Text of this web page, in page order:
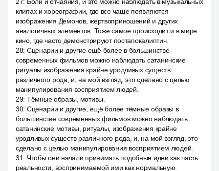
клипах и хореографии, где все чаще появляются
изображения Демонов, жертвоприношений и других
аналогичных элементов. Тоже самое происходит и в мире
кино, где часто демонстрируют постапокалиптич.
28: Сценарии и другие ещё более в большинстве
современных фильмов можно наблюдать сатанинские
ритуалы изображения крайне уродливых существ
различного рода, и, на мой взгляд, это сделано с целью
манипулирования восприятием людей.
29: Тёмные образы, мотивы.
30: Сценарии и другие, ещё более тёмные образы в
большинстве современных фильмов можно наблюдать
сатанинские мотивы, ритуалы, изображения крайне
уродливых существ различного рода, и, на мой взгляд, это
сделано с целью манипулирования восприятием людей.
31: Чтобы они начали принимать подобные идеи как часть
реальности, воспринимаемой ими как нормальную.